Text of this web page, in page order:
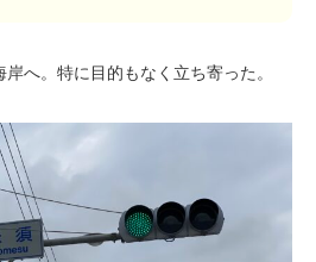
へ。特に目的もなく立ち寄った。